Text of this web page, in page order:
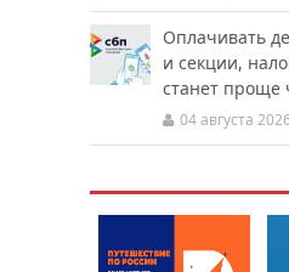
Оплачивать
и секции,
станет проще
04 августа 2026